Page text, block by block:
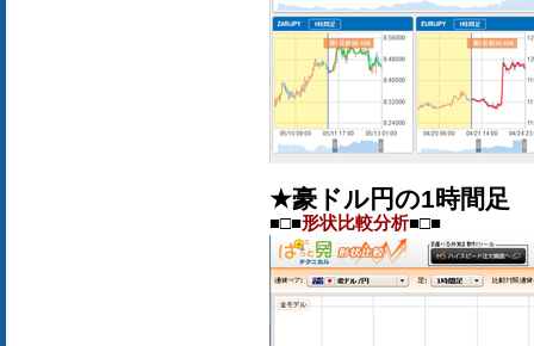
★豪ドル円の1時間足
■□■形状比較分析■□■